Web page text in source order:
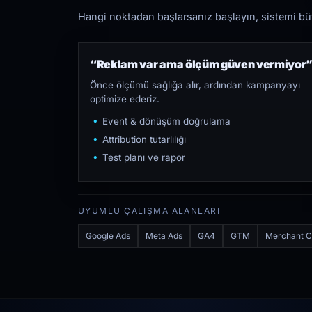
Hangi noktadan başlarsanız başlayın, sistemi
“Reklam var ama ölçüm güven
Önce ölçümü sağlığa alır, ardından kampanyayı
optimize ederiz.
Event & dönüşüm doğrulama
Attribution tutarlılığı
Test planı ve rapor
UYUMLU ÇALIŞMA ALANLARI
Google Ads Meta Ads GA4 GTM Merchant